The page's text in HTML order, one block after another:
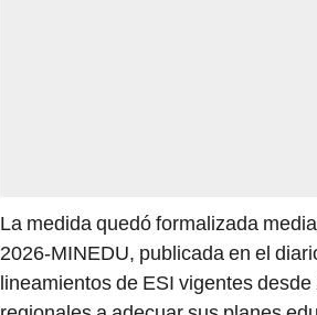
La medida quedó formalizada
2026-MINEDU, publicada en el
lineamientos de ESI vigentes